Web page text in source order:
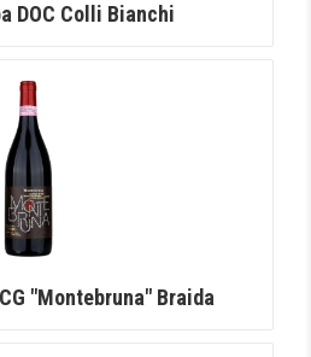
DOC Colli Bianchi
"Montebruna" Braida